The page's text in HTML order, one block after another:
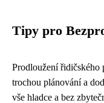
Tipy pro
Prodloužení řidičského
trochou plánování a
vše hladce a bez